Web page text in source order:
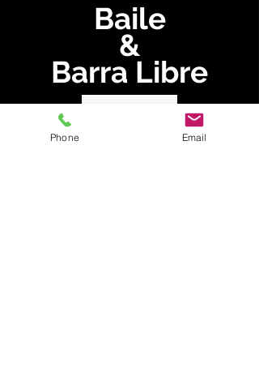
Baile
&
Barra Libre
Phone Email